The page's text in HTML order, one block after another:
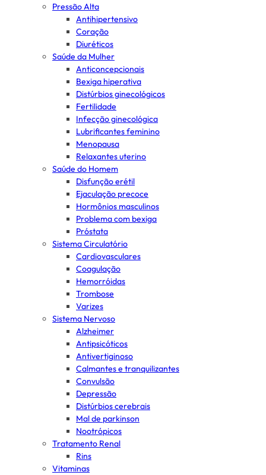
Pressão Alta
Antihipertensivo
Coração
Diuréticos
Saúde da Mulher
Anticoncepcionais
Bexiga hiperativa
Distúrbios ginecológicos
Fertilidade
Infecção ginecológica
Lubrificantes feminino
Menopausa
Relaxantes uterino
Saúde do Homem
Disfunção erétil
Ejaculação precoce
Hormônios masculinos
Problema com bexiga
Próstata
Sistema Circulatório
Cardiovasculares
Coagulação
Hemorróidas
Trombose
Varizes
Sistema Nervoso
Alzheimer
Antipsicóticos
Antivertiginoso
Calmantes e tranquilizantes
Convulsão
Depressão
Distúrbios cerebrais
Mal de parkinson
Nootrópicos
Tratamento Renal
Rins
Vitaminas